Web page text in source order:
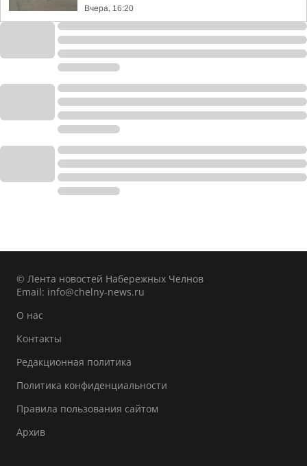
Вчера, 16:20
© Лента новостей Набережных Челнов
Email: info@chelny-news.ru
О нас
Контакты
Редакционная политика
Политика конфиденциальности
Правила пользования сайтом
Архив